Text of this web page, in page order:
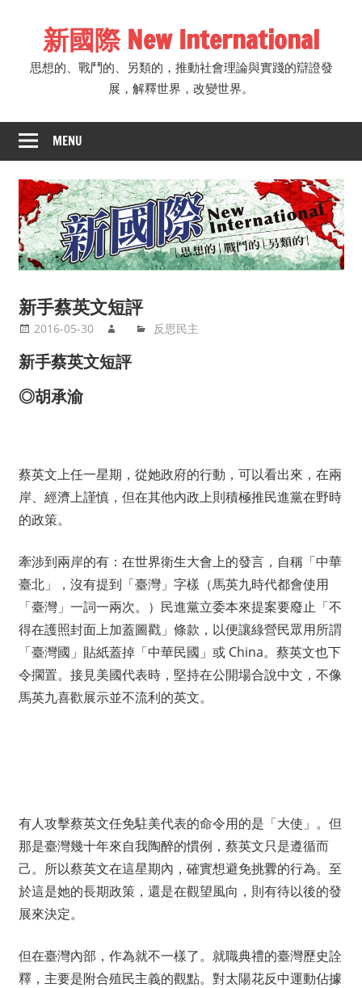
新國際 New International
思想的、戰鬥的、另類的，推動社會理論與實踐的辯證發
展，解釋世界，改變世界。
MENU
新手蔡英文短評
2016-05-30 反思民主
新手蔡英文短評
◎胡承渝
蔡英文上任一星期，從她政府的行動，可以看出來，在兩
岸、經濟上謹慎，但在其他內政上則積極推民進黨在野時
的政策。
牽涉到兩岸的有：在世界衛生大會上的發言，自稱「中華
臺北」，沒有提到「臺灣」字樣（馬英九時代都會使用
「臺灣」一詞一兩次。）民進黨立委本來提案要廢止「不
得在護照封面上加蓋圖戳」條款，以便讓綠營民眾用所謂
「臺灣國」貼紙蓋掉「中華民國」或 China。蔡英文也下
令擱置。接見美國代表時，堅持在公開場合說中文，不像
馬英九喜歡展示並不流利的英文。
有人攻擊蔡英文任免駐美代表的命令用的是「大使」。但
那是臺灣幾十年來自我陶醉的慣例，蔡英文只是遵循而
己。所以蔡英文在這星期內，確實想避免挑釁的行為。至
於這是她的長期政策，還是在觀望風向，則有待以後的發
展來決定。
但在臺灣內部，作為就不一樣了。就職典禮的臺灣歷史詮
釋，主要是附合殖民主義的觀點。對太陽花反中運動佔據